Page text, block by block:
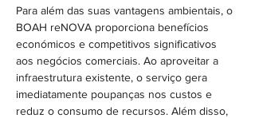
Para além das suas vantagens ambientais, o
BOAH reNOVA proporciona benefícios
económicos e competitivos significativos
aos negócios comerciais. Ao aproveitar a
infraestrutura existente, o serviço gera
imediatamente poupanças nos custos e
reduz o consumo de recursos. Além disso,